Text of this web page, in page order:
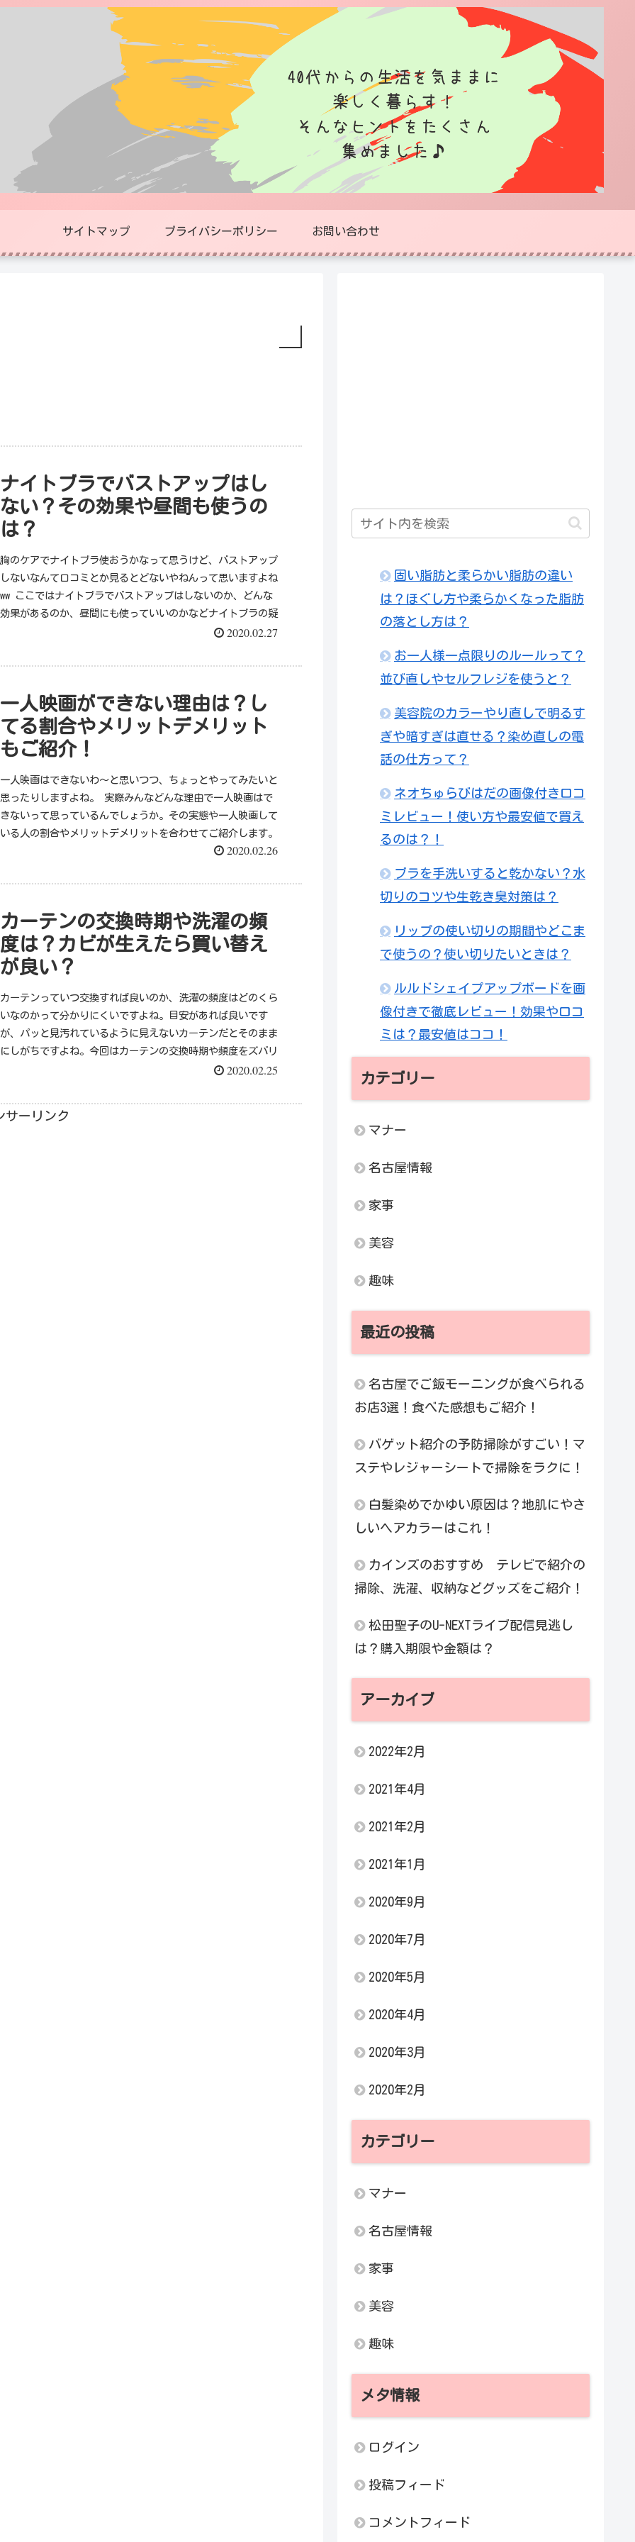
サイトマップ プライバシーポリシー お問い合わせ
ナイトブラでバストアップはし
ない？その効果や昼間も使うの
は？
胸のケアでナイトブラ使おうかなって思うけど、バストアップ
しないなんて口コミとか見るとどないやねんって思いますよね
ww ここではナイトブラでバストアップはしないのか、どんな
効果があるのか、昼間にも使っていいのかなどナイトブラの疑
2020.02.27
一人映画ができない理由は？し
てる割合やメリットデメリット
もご紹介！
一人映画はできないわ～と思いつつ、ちょっとやってみたいと
思ったりしますよね。 実際みんなどんな理由で一人映画はで
きないって思っているんでしょうか。その実態や一人映画して
いる人の割合やメリットデメリットを合わせてご紹介します。
2020.02.26
カーテンの交換時期や洗濯の頻
度は？カビが生えたら買い替え
が良い？
カーテンっていつ交換すれば良いのか、洗濯の頻度はどのくら
いなのかって分かりにくいですよね。目安があれば良いです
が、パッと見汚れているように見えないカーテンだとそのまま
にしがちですよね。今回はカーテンの交換時期や頻度をズバリ
2020.02.25
サーリンク
固い脂肪と柔らかい脂肪の違い
は？ほぐし方や柔らかくなった脂肪
の落とし方は？
お一人様一点限りのルールって？
並び直しやセルフレジを使うと？
美容院のカラーやり直しで明るす
ぎや暗すぎは直せる？染め直しの電
話の仕方って？
ネオちゅらびはだの画像付き口コ
ミレビュー！使い方や最安値で買え
るのは？！
ブラを手洗いすると乾かない？水
切りのコツや生乾き臭対策は？
リップの使い切りの期間やどこま
で使うの？使い切りたいときは？
ルルドシェイプアップボードを画
像付きで徹底レビュー！効果や口コ
ミは？最安値はココ！
カテゴリー
マナー
名古屋情報
家事
美容
趣味
最近の投稿
名古屋でご飯モーニングが食べられる
お店3選！食べた感想もご紹介！
バゲット紹介の予防掃除がすごい！マ
ステやレジャーシートで掃除をラクに！
白髪染めでかゆい原因は？地肌にやさ
しいヘアカラーはこれ！
カインズのおすすめ テレビで紹介の
掃除、洗濯、収納などグッズをご紹介！
松田聖子のU-NEXTライブ配信見逃し
は？購入期限や金額は？
アーカイブ
2022年2月
2021年4月
2021年2月
2021年1月
2020年9月
2020年7月
2020年5月
2020年4月
2020年3月
2020年2月
カテゴリー
マナー
名古屋情報
家事
美容
趣味
メタ情報
ログイン
投稿フィード
コメントフィード